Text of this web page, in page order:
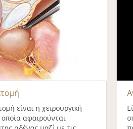
είναι η χειρουργική
αφαιρούνται